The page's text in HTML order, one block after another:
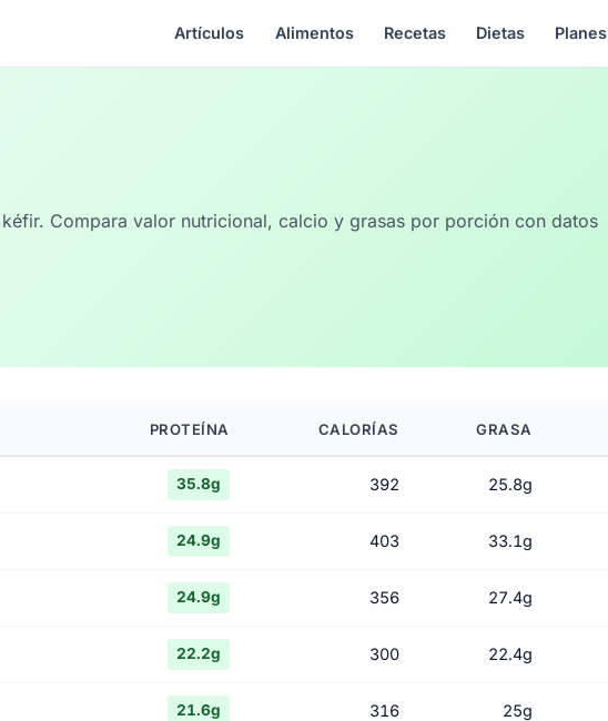
Artículos Alimentos Recetas Dietas Planes
Compara valor nutricional, calcio y grasas por porción con datos
PROTEÍNA CALORÍAS GRASA
35.8g 392 25.8g
24.9g 403 33.1g
24.9g 356 27.4g
22.2g 300 22.4g
21.6g 316 25g